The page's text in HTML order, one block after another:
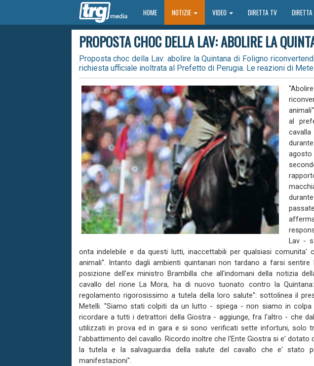
HOMEHOME NOTIZIE VIDEO DIRETTA TV
PROPOSTA CHOC DELLA LAV: ABOLIRE LA
Proposta choc della Lav: abolire la Quintana di Foligno
richiesta ufficiale inoltrata al Prefetto di Perugia. Le reazioni di
al
Lav -
onta indelebile e da questi lutti, inaccettabili per qualsiasi comunita'
animali''. Intanto dagli ambienti quintanari non tardano a farsi
posizione dell'ex ministro Brambilla che all'indomani della notizia
cavallo del rione La Mora, ha di nuovo tuonato contro la
regolamento rigorosissimo a tutela della loro salute'': sottolinea il
Metelli. ''Siamo stati colpiti da un lutto - spiega - non siamo in colpa
ricordare a tutti i detrattori della Giostra - aggiunge, fra l'altro - che
utilizzati in prova ed in gara e si sono verificati sette infortuni, solo
l'abbattimento del cavallo. Ricordo inoltre che l'Ente Giostra si e'
la tutela e la salvaguardia della salute del cavallo che e' stato
manifestazioni''.